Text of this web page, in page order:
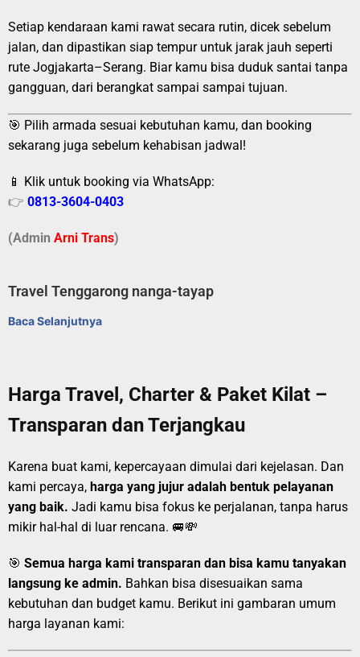
Setiap kendaraan kami rawat secara rutin, dicek sebelum
jalan, dan dipastikan siap tempur untuk jarak jauh seperti
rute Jogjakarta–Serang. Biar kamu bisa duduk santai tanpa
gangguan, dari berangkat sampai sampai tujuan.
🎯 Pilih armada sesuai kebutuhan kamu, dan booking
sekarang juga sebelum kehabisan jadwal!
📱 Klik untuk booking via WhatsApp:
👉 0813-3604-0403
(Admin Arni Trans)
Travel Tenggarong nanga-tayap
Baca Selanjutnya
Harga Travel, Charter & Paket Kilat –
Transparan dan Terjangkau
Karena buat kami, kepercayaan dimulai dari kejelasan. Dan
kami percaya, harga yang jujur adalah bentuk pelayanan
yang baik. Jadi kamu bisa fokus ke perjalanan, tanpa harus
mikir hal-hal di luar rencana. 🚐💸
🎯 Semua harga kami transparan dan bisa kamu tanyakan
langsung ke admin. Bahkan bisa disesuaikan sama
kebutuhan dan budget kamu. Berikut ini gambaran umum
harga layanan kami: